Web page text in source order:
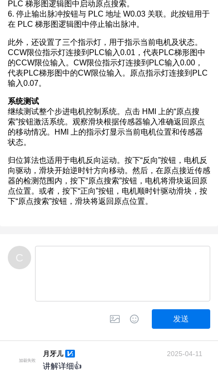
C
发送
月牙儿 2025-04-11
讲解详细👍